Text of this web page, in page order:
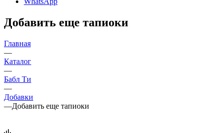
Добавить еще тапиоки
Главная
—
Каталог
—
Бабл Ти
—
Добавки
—Добавить еще тапиоки